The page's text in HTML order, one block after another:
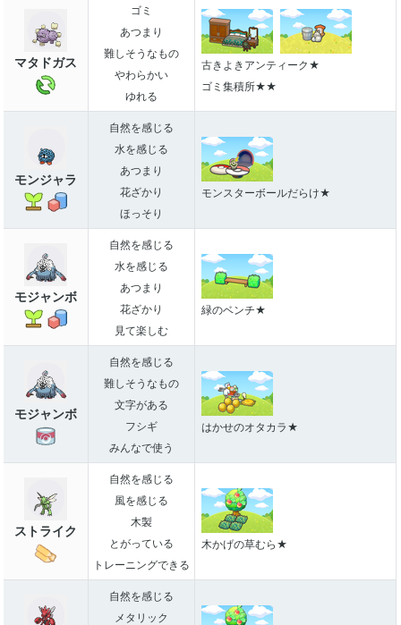
マタドガス
ゴミ
あつまり
難しそうなもの
やわらかい
ゆれる
古きよきアンティーク★
ゴミ集積所★★
モンジャラ
自然を感じる
水を感じる
あつまり
花ざかり
ほっそり
モンスターボールだらけ★
モジャンボ
自然を感じる
水を感じる
あつまり
花ざかり
見て楽しむ
緑のベンチ★
モジャンボ
自然を感じる
難しそうなもの
文字がある
フシギ
みんなで使う
はかせのオタカラ★
ストライク
自然を感じる
風を感じる
木製
とがっている
トレーニングできる
木かげの草むら★
自然を感じる
メタリック